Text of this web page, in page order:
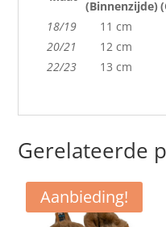
(Binnenzijde)
18/19
11 cm
20/21
12 cm
22/23
13 cm
Gerelateerde
Aanbieding!